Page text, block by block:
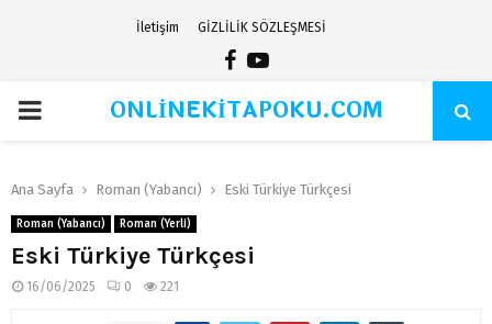
İletişim GİZLİLİK SÖZLEŞMESİ
Facebook
Youtube
PRIMARYONLİNEKİTAPOKU.COM
Ana Sayfa Roman (Yabancı) Eski Türkiye Türkçesi
Roman (Yabancı) Roman (Yerli)
Eski Türkiye Türkçesi
16/06/2025 0 221